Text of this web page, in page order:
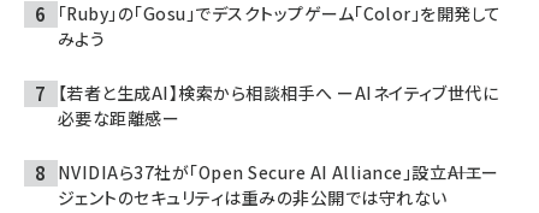
「Ruby」の「Gosu」でデスクトップゲーム「Color」を開発して
みよう
【若者と生成AI】検索から相談相手へ ーAIネイティブ世代に
必要な距離感ー
NVIDIAら37社が「Open Secure AI Alliance」設立――AIエー
ジェントのセキュリティは重みの非公開では守れない